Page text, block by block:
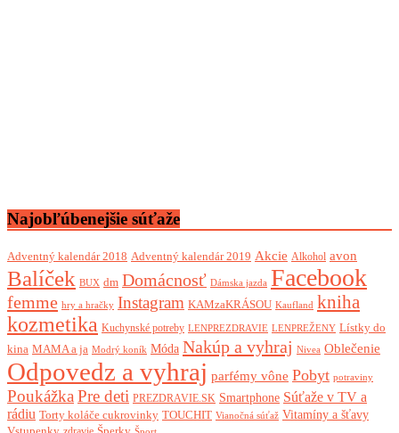
Najobľúbenejšie súťaže
Adventný kalendár 2018 Adventný kalendár 2019 Akcie Alkohol avon
Balíček BUX dm Domácnosť Dámska jazda Facebook
femme hry a hračky Instagram KAMzaKRÁSOU Kaufland kniha
kozmetika Kuchynské potreby LENPREZDRAVIE LENPREŽENY Lístky do
kina MAMA a ja Modrý koník Móda Nakúp a vyhraj Nivea Oblečenie
Odpovedz a vyhraj parfémy vône Pobyt potraviny
Poukážka Pre deti PREZDRAVIE.SK Smartphone Súťaže v TV a
rádiu Torty koláče cukrovinky TOUCHIT Vianočná súťaž Vitamíny a šťavy